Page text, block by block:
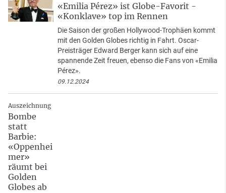
«Emilia Pérez» ist Globe-Favorit -
«Konklave» top im Rennen
Die Saison der großen Hollywood-Trophäen kommt
mit den Golden Globes richtig in Fahrt. Oscar-
Preisträger Edward Berger kann sich auf eine
spannende Zeit freuen, ebenso die Fans von «Emilia
Pérez».
09.12.2024
Auszeichnung
Bombe
statt
Barbie:
«Oppenhei
mer»
räumt bei
Golden
Globes ab